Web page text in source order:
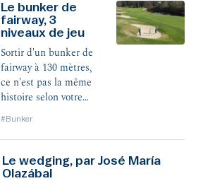
Le bunker de
fairway, 3
niveaux de jeu
Sortir d'un bunker de
fairway à 130 mètres,
ce n'est pas la même
histoire selon votre
pour vous.
#Bunker
Le wedging, par José María
Olazábal